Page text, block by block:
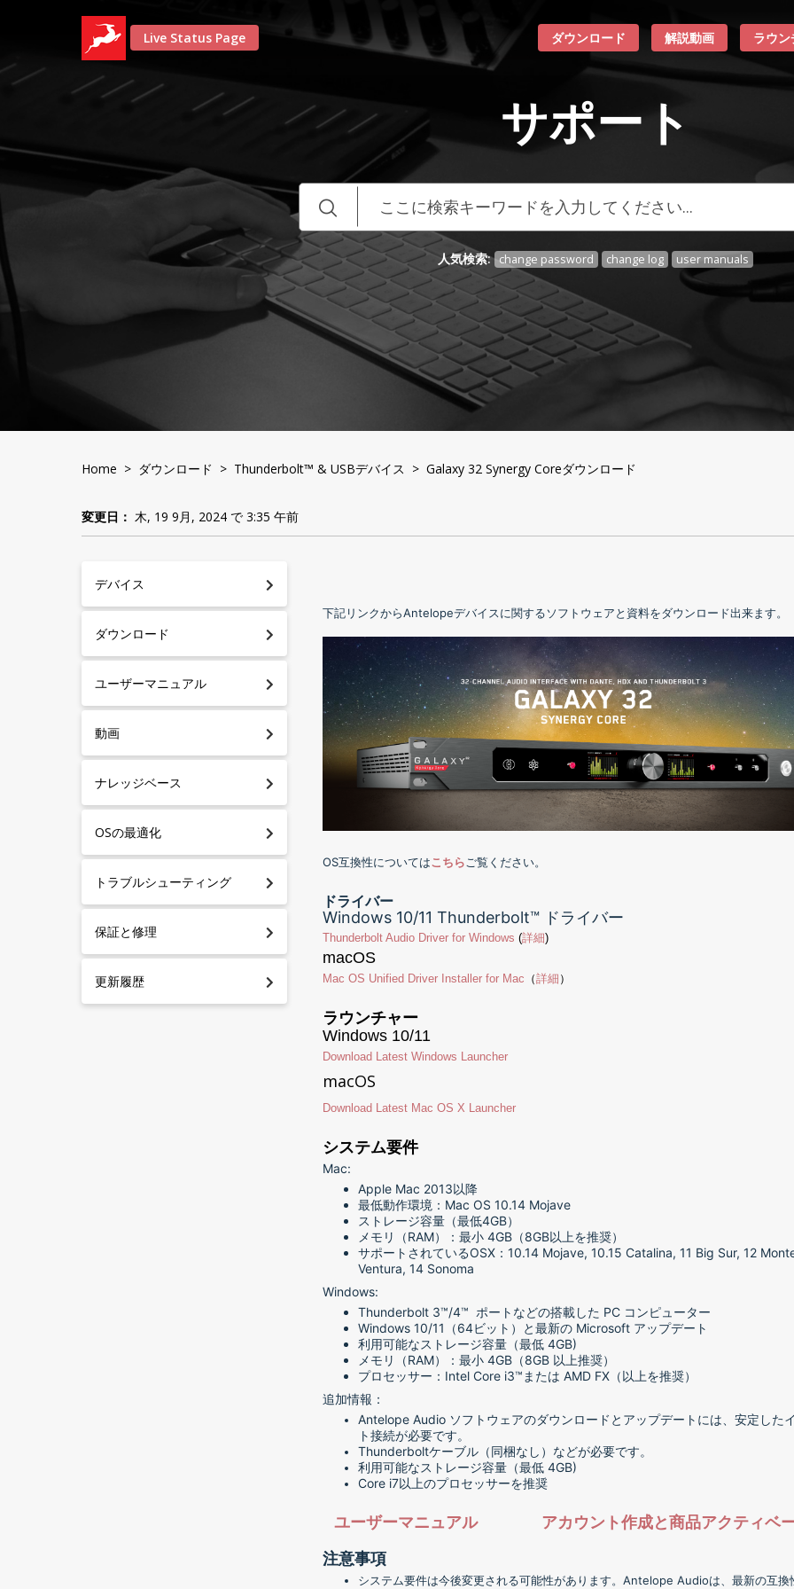
Live Status Page ダウンロード 解説動画 ラウ
サポート
人気検索: change password change log user manuals
Home > ダウンロード > Thunderbolt™ & USBデバイス > Galaxy 32 Synergy Coreダウンロード
変更日： 木, 19 9月, 2024 で 3:35 午前
デバイス
ダウンロード
ユーザーマニュアル
動画
ナレッジベース
OSの最適化
トラブルシューティング
保証と修理
更新履歴
下記リンクからAntelopeデバイスに関するソフトウェアと資料をダウンロード出来ます。
OS互換性についてはこちら ご覧ください。
ドライバー
Windows 10/11 Thunderbolt™ ドライバー
Thunderbolt Audio Driver for Windows (詳細)
macOS
Mac OS Unified Driver Installer for Mac （詳細 ）
ラウンチャー
Windows 10/11
Download Latest Windows Launcher
macOS
Download Latest Mac OS X Launcher
システム要件
Mac:
Apple Mac 2013以降
最低動作環境：Mac OS 10.14 Mojave
ストレージ容量（最低4GB）
メモリ（RAM）：最小 4GB（8GB以上を推奨）
サポートされているOSX：10.14 Mojave, 10.15 Catalina, 11 Big Sur, 12
Ventura, 14 Sonoma
Windows:
Thunderbolt 3™/4™ ポートなどの搭載した PC コンピューター
Windows 10/11（64ビット）と最新の Microsoft アップデート
利用可能なストレージ容量（最低 4GB)
メモリ（RAM）：最小 4GB（8GB 以上推奨）
プロセッサー：Intel Core i3™または AMD FX（以上を推奨）
追加情報：
Antelope Audio ソフトウェアのダウンロードとアップデートには、安定した
ト接続が必要です。
Thunderboltケーブル（同梱なし）などが必要です。
利用可能なストレージ容量（最低 4GB)
Core i7以上のプロセッサーを推奨
ユーザーマニュアル
アカウント作成と商品アクティベ
注意事項
システム要件は今後変更される可能性があります。Antelope Audioは、最新の互換